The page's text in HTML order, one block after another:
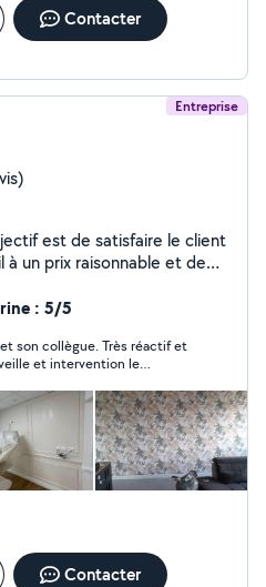
Contacter
Entreprise
beaucoup Nous
-
de verre, -
de cuisine -
-plombier
: 5/5
son collègue. Très réactif et
et intervention le
a a choisir que le client soit
Contacter